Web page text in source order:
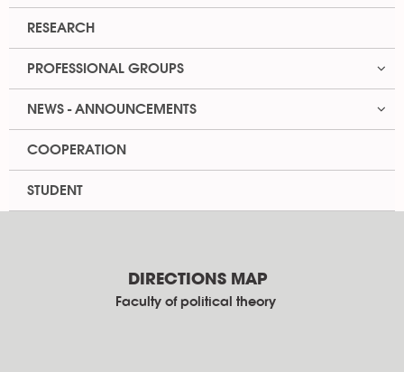
RESEARCH
PROFESSIONAL GROUPS
NEWS - ANNOUNCEMENTS
COOPERATION
STUDENT
DIRECTIONS MAP
Faculty of political theory